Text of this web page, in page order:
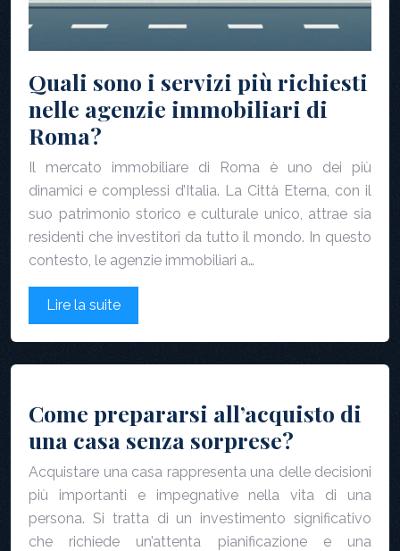
Quali sono i servizi più richiesti
nelle agenzie immobiliari di
Roma?
Il mercato immobiliare di Roma è uno dei più
dinamici e complessi d’Italia. La Città Eterna, con il
suo patrimonio storico e culturale unico, attrae sia
residenti che investitori da tutto il mondo. In questo
contesto, le agenzie immobiliari a…
Lire la suite
Come prepararsi all’acquisto di
una casa senza sorprese?
Acquistare una casa rappresenta una delle decisioni
più importanti e impegnative nella vita di una
persona. Si tratta di un investimento significativo
che richiede un’attenta pianificazione e una